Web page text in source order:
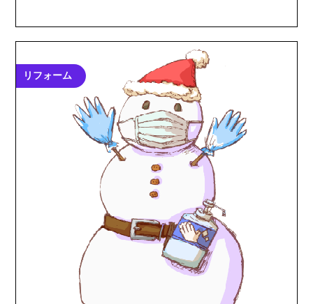
リフォーム